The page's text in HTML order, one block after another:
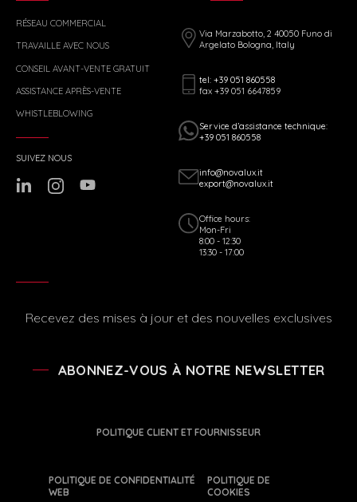
RÉSEAU COMMERCIAL
TRAVAILLE AVEC NOUS
CONSEIL AVANT-VENTE GRATUIT
ASSISTANCE APRÈS-VENTE
WHISTLEBLOWING
Via Marzabotto, 2 40050 Funo di
Argelato Bologna, Italy
tel: +39 051 860558
fax +39 051 6647859
Service d’assistance technique:
+39 051 860558
info@novalux.it
export@novalux.it
Office hours:
Mon-Fri
8:00 - 12:30
13:30 - 17:00
SUIVEZ NOUS
Recevez des mises à jour et des nouvelles exclusives
ABONNEZ-VOUS À NOTRE NEWSLETTER
POLITIQUE CLIENT ET FOURNISSEUR
POLITIQUE DE CONFIDENTIALITÉ
WEB
POLITIQUE DE
COOKIES